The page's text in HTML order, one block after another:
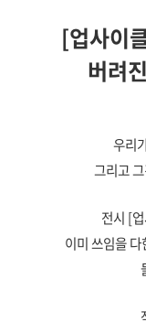
[업사이
버려
우리
그리고
전시 [
이미 쓰임을